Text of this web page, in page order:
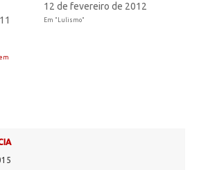
12 de fevereiro de 2012
Em "Lulismo"